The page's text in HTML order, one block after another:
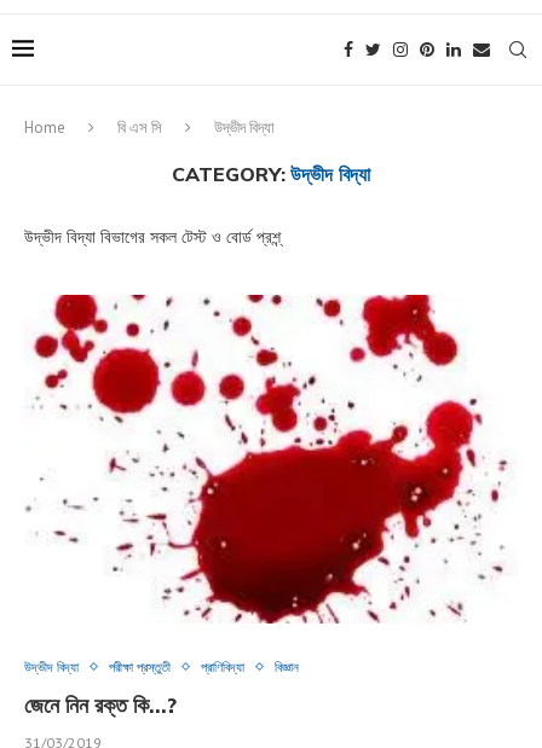
Home বি এস সি উদ্ভীদ বিদ্যা
CATEGORY: উদ্ভীদ বিদ্যা
উদ্ভীদ বিদ্যা বিভাগের সকল টেস্ট ও বোর্ড প্রশ্ন্
উদ্ভীদ বিদ্যা পরীক্ষা প্রস্তুতী প্রাণিবিদ্যা বিজ্ঞান
জেনে নিন রক্ত কি…?
31/03/2019